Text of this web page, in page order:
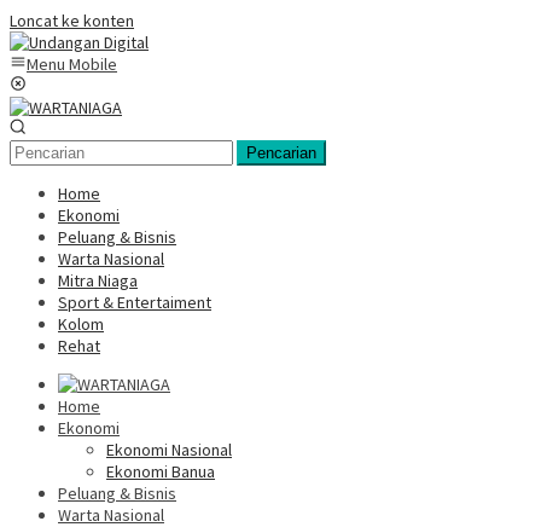
Loncat ke konten
Menu Mobile
Pencarian
Home
Ekonomi
Peluang & Bisnis
Warta Nasional
Mitra Niaga
Sport & Entertaiment
Kolom
Rehat
Home
Ekonomi
Ekonomi Nasional
Ekonomi Banua
Peluang & Bisnis
Warta Nasional